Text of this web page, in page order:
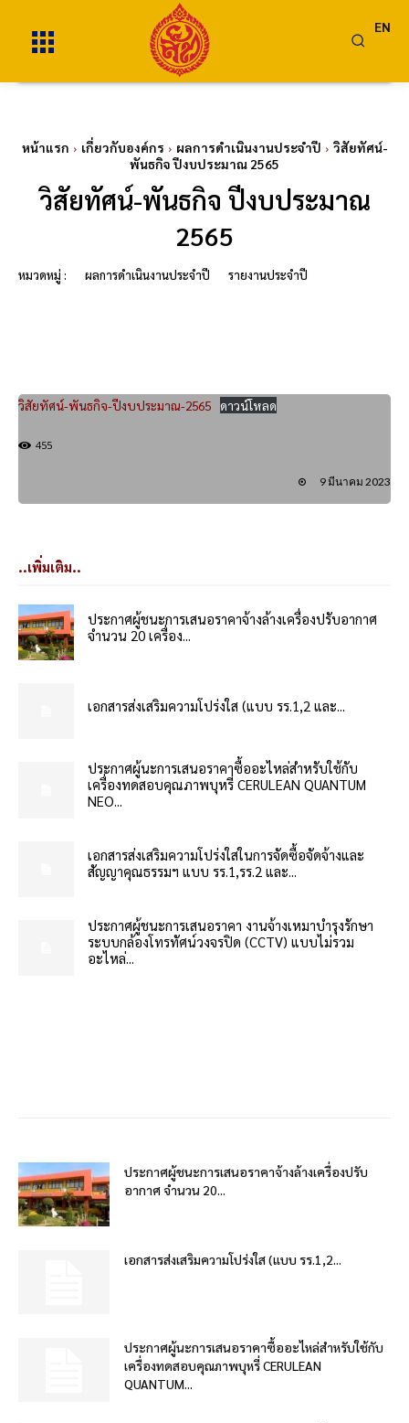
EN
หน้าแรก เกี่ยวกับองค์กร ผลการดำเนินงานประจำปี
วิสัยทัศน์-
พันธกิจ ปีงบประมาณ 2565
วิสัยทัศน์-พันธกิจ ปีงบประมาณ
2565
หมวดหมู่ : ผลการดำเนินงานประจำปี รายงานประจำปี
วิสัยทัศน์-พันธกิจ-ปีงบประมาณ-2565 ดาวน์โหลด
455
9 มีนาคม 2023
..เพิ่มเติม..
ประกาศผู้ชนะการเสนอราคาจ้างล้างเครื่องปรับอากาศ
จำนวน 20 เครื่อง...
เอกสารส่งเสริมความโปร่งใส (แบบ รร.1,2 และ...
ประกาศผู้นะการเสนอราคาซื้ออะไหล่สำหรับใช้กับ
เครื่องทดสอบคุณภาพบุหรี่ CERULEAN QUANTUM
NEO...
เอกสารส่งเสริมความโปร่งใสในการจัดซื้อจัดจ้างและ
สัญญาคุณธรรมฯ แบบ รร.1,รร.2 และ...
ประกาศผู้ชนะการเสนอราคา งานจ้างเหมาบำรุงรักษา
ระบบกล้องโทรทัศน์วงจรปิด (CCTV) แบบไม่รวม
อะไหล่...
ประกาศผู้ชนะการเสนอราคาจ้างล้างเครื่องปรับ
อากาศ จำนวน 20...
เอกสารส่งเสริมความโปร่งใส (แบบ รร.1,2...
ประกาศผู้นะการเสนอราคาซื้ออะไหล่สำหรับใช้กับ
เครื่องทดสอบคุณภาพบุหรี่ CERULEAN
QUANTUM...